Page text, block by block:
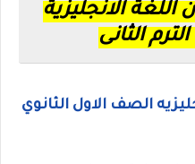
الانجليزية
الثانى
الصف الاول الثانوي